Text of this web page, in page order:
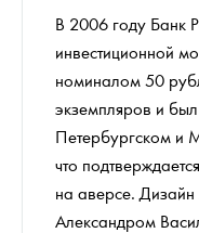
В 2006 году Банк
инвестиционной
номиналом 50
экземпляров и
Петербургском и
что
на аверсе.
Александром